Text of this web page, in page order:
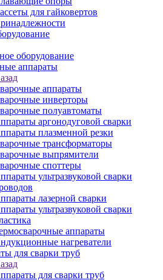
для гайковертов
оборудование
аппараты
аппараты
инверторы
полуавтоматы
аргонодуговой сварки
плазменной резки
трансформаторы
выпрямители
споттеры
ультразвуковой сварки
лазерной сварки
ультразвуковой сварки
аппараты
нагреватели
для сварки труб
для сварки труб